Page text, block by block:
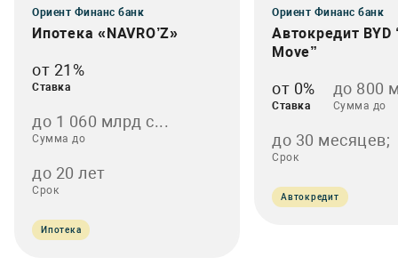
Ориент Финанс банк
Ипотека «NAVRO’Z»
от 21%
Ставка
до 1 060 млрд с...
Сумма до
до 20 лет
Срок
Ипотека
Ориент Финанс банк
Автокредит BYD
Move”
от 0%
Ставка
до 800
Сумма до
до 30 месяцев;
Срок
Автокредит